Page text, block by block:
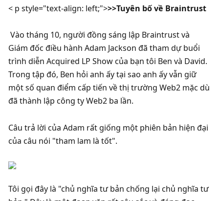
< p style="text-align: left;">>>Tuyên bố về Braintrust
Vào tháng 10, người đồng sáng lập Braintrust và
Giám đốc điều hành Adam Jackson đã tham dự buổi
trình diễn Acquired LP Show của bạn tôi Ben và David.
Trong tập đó, Ben hỏi anh ấy tại sao anh ấy vẫn giữ
một số quan điểm cấp tiến về thị trường Web2 mặc dù
đã thành lập công ty Web2 ba lần.
Câu trả lời của Adam rất giống một phiên bản hiện đại
của câu nói "tham lam là tốt".
Tôi gọi đây là "chủ nghĩa tư bản chống lại chủ nghĩa tư